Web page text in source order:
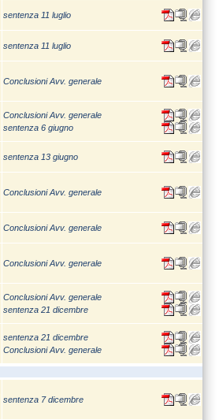
sentenza 11 luglio
sentenza 11 luglio
Conclusioni Avv. generale
Conclusioni Avv. generale
sentenza 6 giugno
sentenza 13 giugno
Conclusioni Avv. generale
Conclusioni Avv. generale
Conclusioni Avv. generale
Conclusioni Avv. generale
sentenza 21 dicembre
sentenza 21 dicembre
Conclusioni Avv. generale
sentenza 7 dicembre